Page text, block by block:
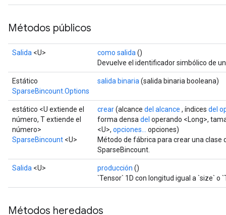
Métodos públicos
Salida <U> como salida ()
Devuelve el identificador simbólico de
Estático
SparseBincount.Options
salida binaria (salida binaria booleana)
estático <U extiende el
número, T extiende el
número>
SparseBincount <U>
crear(alcance del alcance , índices del
forma densa del operando <Long>,
<U>, opciones...
opciones)
Método de fábrica para crear una clase
SparseBincount.
Salida <U> producción ()
`Tensor` 1D con longitud igual a `size` o
Métodos heredados